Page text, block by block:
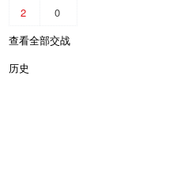
2
0
查看全部交战
历史